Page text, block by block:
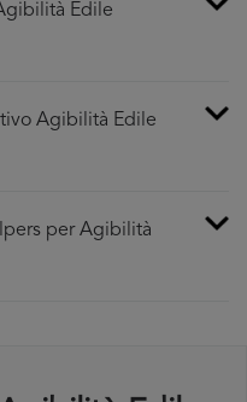
Edile
Agibilità Edile
per Agibilità